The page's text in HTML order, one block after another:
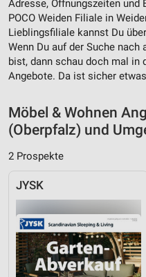
Adresse, Öffnungszeiten und
POCO Weiden Filiale in
Lieblingsfiliale kannst Du
Wenn Du auf der Suche nach
bist, dann schau doch mal in
Angebote. Da ist sicher
Möbel & Wohnen
(Oberpfalz) und
2 Prospekte
JYSK
Verwendung reduzierter
Inhalten
IAB-Besonderheiten:
Verwendung genauer
Nicht-IAB-Verarbeitungszwecke:
Funktional
Werbung